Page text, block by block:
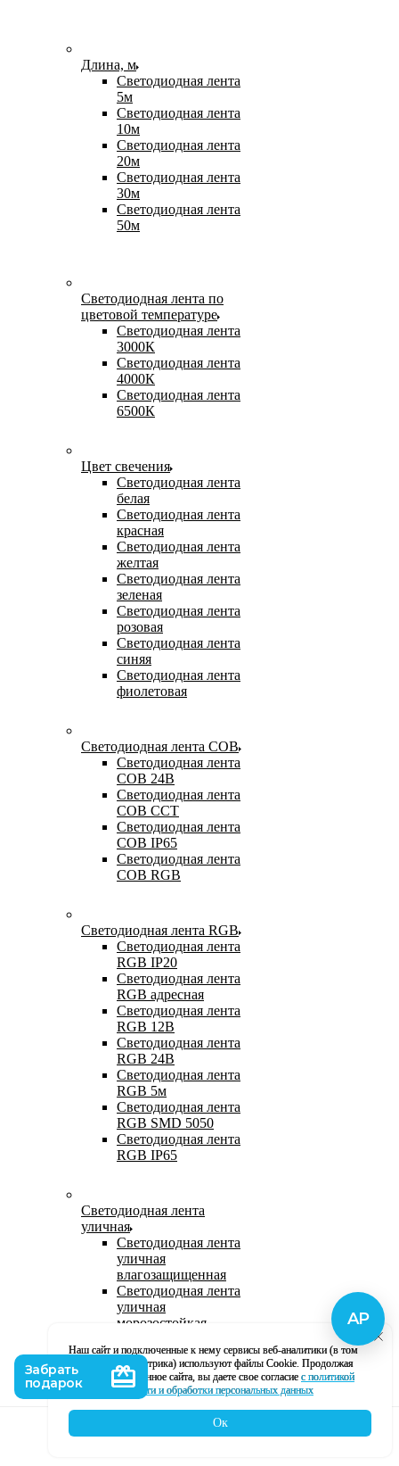
Длина, м
Светодиодная лента
5м
Светодиодная лента
10м
Светодиодная лента
20м
Светодиодная лента
30м
Светодиодная лента
50м
Светодиодная лента по
цветовой температуре
Светодиодная лента
3000К
Светодиодная лента
4000К
Светодиодная лента
6500К
Цвет свечения
Светодиодная лента
белая
Светодиодная лента
красная
Светодиодная лента
желтая
Светодиодная лента
зеленая
Светодиодная лента
розовая
Светодиодная лента
синяя
Светодиодная лента
фиолетовая
Светодиодная лента COB
Светодиодная лента
COB 24В
Светодиодная лента
COB CCT
Светодиодная лента
COB IP65
Светодиодная лента
COB RGB
Светодиодная лента RGB
Светодиодная лента
RGB IP20
Светодиодная лента
RGB адресная
Светодиодная лента
RGB 12В
Светодиодная лента
RGB 24В
Светодиодная лента
RGB 5м
Светодиодная лента
RGB SMD 5050
Светодиодная лента
RGB IP65
Светодиодная лента
уличная
Светодиодная лента
уличная
влагозащищенная
Светодиодная лента
уличная
морозостойкая
светодиодная лента
220В
Светодиодная лента
уличная в силиконе
Наш сайт и подключенные к нему сервисы веб-аналитики (в том
числе, Яндекс Метрика) используют файлы Cookie. Продолжая
использование данное сайта, вы даете свое согласие с политикой
кофиденциальности и обработки персональных данных
Ок